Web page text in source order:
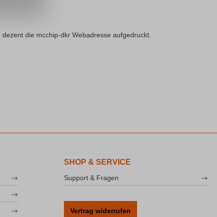
die mcchip-dkr Webadresse aufgedruckt.
SHOP & SERVICE
Support & Fragen
Vertrag widerrufen